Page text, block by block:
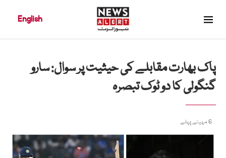
English
پاک بھارت مقابلے کی حیثیت پر سوال: سارو
گنگولی کا دو ٹوک تبصرہ
6 مہینے پہلے